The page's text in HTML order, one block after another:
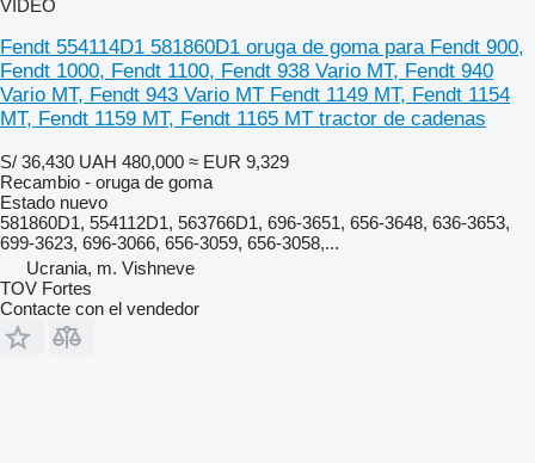
VÍDEO
Fendt 554114D1 581860D1 oruga de goma para Fendt 900,
Fendt 1000, Fendt 1100, Fendt 938 Vario MT, Fendt 940
Vario MT, Fendt 943 Vario MT Fendt 1149 MT, Fendt 1154
MT, Fendt 1159 MT, Fendt 1165 MT tractor de cadenas
S/ 36,430 UAH 480,000 ≈ EUR 9,329
Recambio - oruga de goma
Estado nuevo
581860D1, 554112D1, 563766D1, 696-3651, 656-3648, 636-3653,
699-3623, 696-3066, 656-3059, 656-3058,...
Ucrania, m. Vishneve
TOV Fortes
Contacte con el vendedor